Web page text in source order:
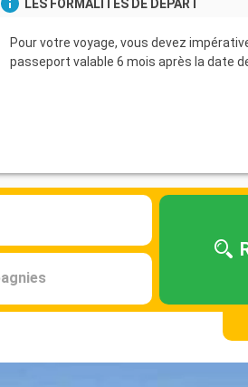
LES FORMALITÉS DE DÉPART
Pour votre voyage, vous devez
passeport valable 6 mois après la date